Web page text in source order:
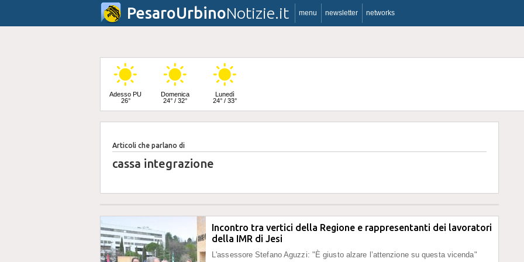
PesaroUrbinoNotizie.it menu newsletter networks
Adesso PU
26°
Domenica
24° / 32°
Lunedì
24° / 33°
Martedì
25° / 33°
Articoli che parlano di
cassa integrazione
Incontro tra vertici della Regione e rappresentanti dei lavoratori
della IMR di Jesi
L'assessore Stefano Aguzzi: "È giusto alzare l’attenzione su questa vicenda"